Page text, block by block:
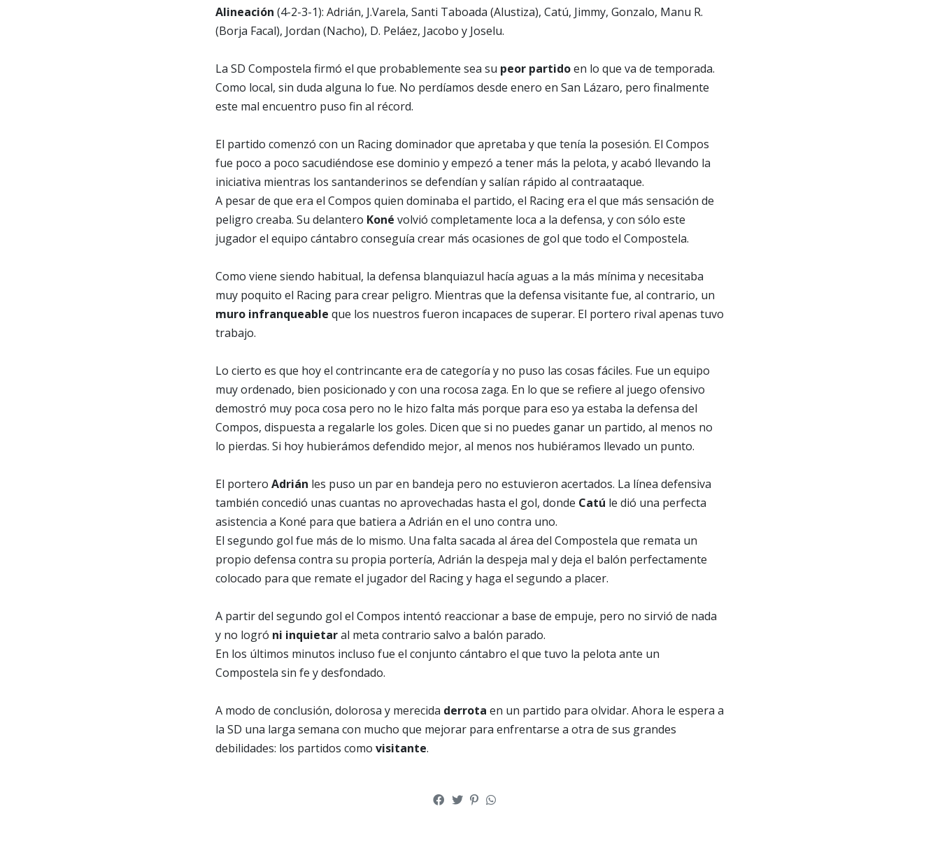
Alineación (4-2-3-1): Adrián, J.Varela, Santi Taboada (Alustiza), Catú, Jimmy, Gonzalo, Manu R.
(Borja Facal), Jordan (Nacho), D. Peláez, Jacobo y Joselu.
La SD Compostela firmó el que probablemente sea su peor partidoen lo que va de temporada.
Como local, sin duda alguna lo fue. No perdíamos desde enero en San Lázaro, pero finalmente
este mal encuentro puso fin al récord.
El partido comenzó con un Racing dominador que apretaba y que tenía la posesión. El Compos
fue poco a poco sacudiéndose ese dominio y empezó a tener más la pelota, y acabó llevando la
iniciativa mientras los santanderinos se defendían y salían rápido al contraataque.
A pesar de que era el Compos quien dominaba el partido, el Racing era el que más sensación de
peligro creaba. Su delantero Koné volvió completamente loca a la defensa, y con sólo este
jugador el equipo cántabro conseguía crear más ocasiones de gol que todo el Compostela.
Como viene siendo habitual, la defensa blanquiazul hacía aguas a la más mínima y necesitaba
muy poquito el Racing para crear peligro. Mientras que la defensa visitante fue, al contrario, un
muro infranqueable que los nuestros fueron incapaces de superar. El portero rival apenas tuvo
trabajo.
Lo cierto es que hoy el contrincante era de categoría y no puso las cosas fáciles. Fue un equipo
muy ordenado, bien posicionado y con una rocosa zaga. En lo que se refiere al juego ofensivo
demostró muy poca cosa pero no le hizo falta más porque para eso ya estaba la defensa del
Compos, dispuesta a regalarle los goles. Dicen que si no puedes ganar un partido, al menos no
lo pierdas. Si hoy hubierámos defendido mejor, al menos nos hubiéramos llevado un punto.
El portero Adrián les puso un par en bandeja pero no estuvieron acertados. La línea defensiva
también concedió unas cuantas no aprovechadas hasta el gol, donde Catú le dió una perfecta
asistencia a Koné para que batiera a Adrián en el uno contra uno.
El segundo gol fue más de lo mismo. Una falta sacada al área del Compostela que remata un
propio defensa contra su propia portería, Adrián la despeja mal y deja el balón perfectamente
colocado para que remate el jugador del Racing y haga el segundo a placer.
A partir del segundo gol el Compos intentó reaccionar a base de empuje, pero no sirvió de nada
y no logró ni inquietaral meta contrario salvo a balón parado.
En los últimos minutos incluso fue el conjunto cántabro el que tuvo la pelota ante un
Compostela sin fe y desfondado.
A modo de conclusión, dolorosa y merecida derrota en un partido para olvidar. Ahora le espera a
la SD una larga semana con mucho que mejorar para enfrentarse a otra de sus grandes
debilidades: los partidos como visitante.